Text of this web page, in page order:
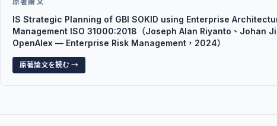
IS Strategic Planning of GBI SOKID using Enterprise
Management ISO 31000:2018（Joseph Alan Riyanto、Johan
OpenAlex — Enterprise Risk Management，2024）
原著論文を読む →